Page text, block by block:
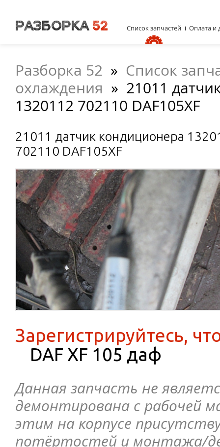
Разборка 52 » Список
охлаждения » 21011
1320112 702110 DAF105XF
21011 датчик кондиционера
702110 DAF105XF
Зарегистрируйтесь,
DAF XF 105 даф
Данная запчасть не
демонтирована с рабочей
этим на корпусе
потёртостей и монтажа/
Список запчастей Оплата и